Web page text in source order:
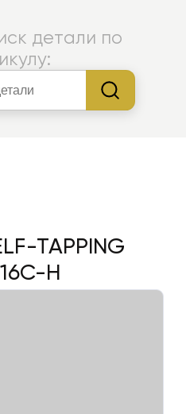
детали по
TAPPING
H